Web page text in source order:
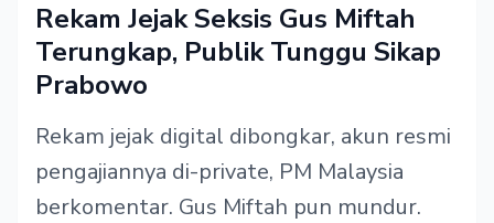
Rekam Jejak Seksis Gus Miftah
Terungkap, Publik Tunggu Sikap
Prabowo
Rekam jejak digital dibongkar, akun resmi
pengajiannya di-private, PM Malaysia
berkomentar. Gus Miftah pun mundur.